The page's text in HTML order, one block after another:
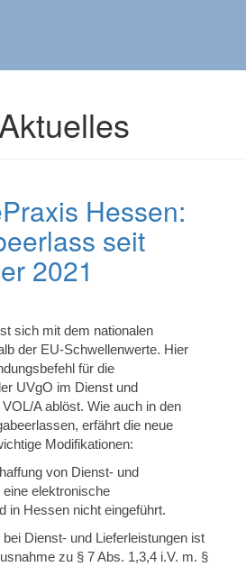
Hessen:
seit
2021
sich mit dem nationalen
der EU-Schwellenwerte. Hier
für die
UVgO im Dienst und
A ablöst. Wie auch in den
erfährt die neue
Modifikationen:
von Dienst- und
elektronische
in Hessen nicht eingeführt.
Dienst- und Lieferleistungen ist
zu § 7 Abs. 1,3,4 i.V. m. §